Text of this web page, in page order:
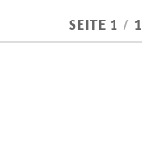
SEITE 1 / 1